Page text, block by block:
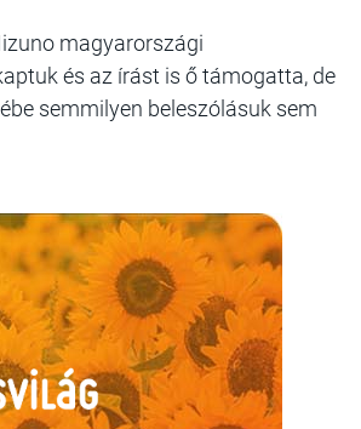
magyarországi
és az írást is ő támogatta, de
semmilyen beleszólásuk sem